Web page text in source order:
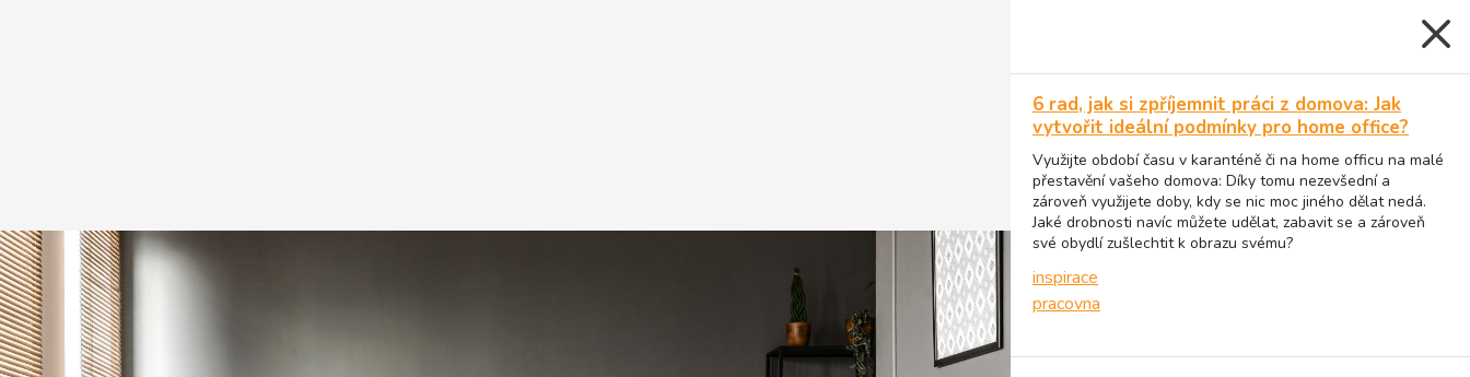
6 rad, jak si zpříjemnit práci z domova: Jak
vytvořit ideální podmínky pro home office?
Využijte období času v karanténě či na home officu na malé
přestavění vašeho domova: Díky tomu nezevšední a
zároveň využijete doby, kdy se nic moc jiného dělat nedá.
Jaké drobnosti navíc můžete udělat, zabavit se a zároveň
své obydlí zušlechtit k obrazu svému?
inspirace
pracovna